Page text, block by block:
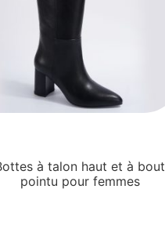
à talon haut et à bout
pointu pour femmes